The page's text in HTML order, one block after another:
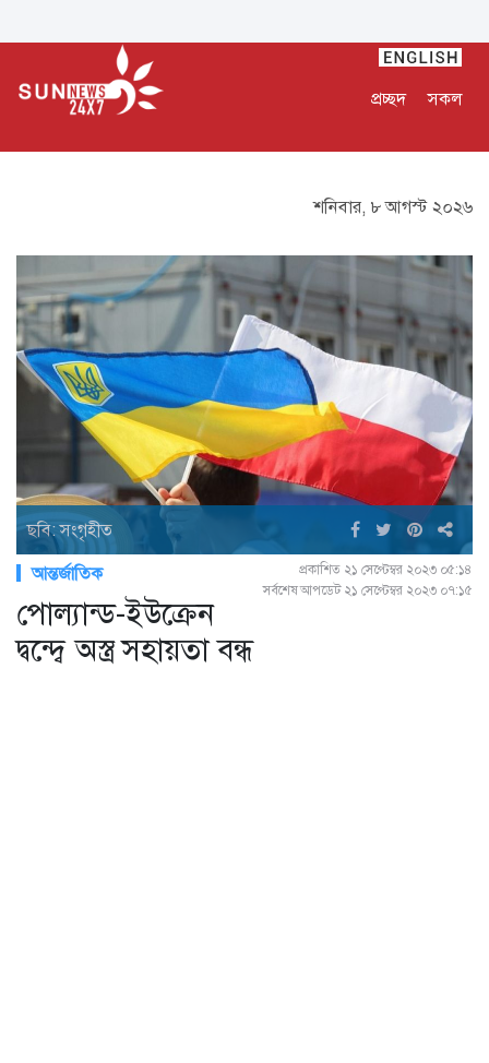
প্রচ্ছদ সকল
শনিবার, ৮ আগস্ট ২০২৬
ছবি: সংগৃহীত
আন্তর্জাতিক
প্রকাশিত ২১ সেপ্টেম্বর ২০২৩ ০৫:১৪
সর্বশেষ আপডেট ২১ সেপ্টেম্বর ২০২৩ ০৭:১৫
পোল্যান্ড-ইউক্রেন
দ্বন্দ্বে অস্ত্র সহায়তা বন্ধ